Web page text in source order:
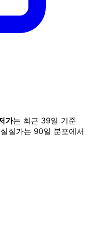
가는 최근 39일 기준
질가는 90일 분포에서